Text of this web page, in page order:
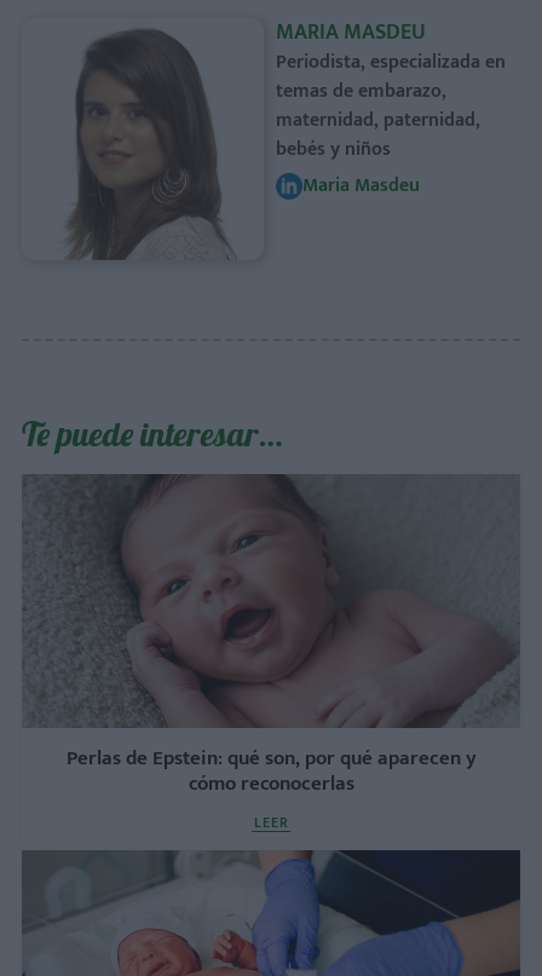
MARIA MASDEU
Periodista, especializada en
temas de embarazo,
maternidad, paternidad,
bebés y niños
Maria Masdeu
Te puede interesar…
Perlas de Epstein: qué son, por qué aparecen y
cómo reconocerlas
LEER